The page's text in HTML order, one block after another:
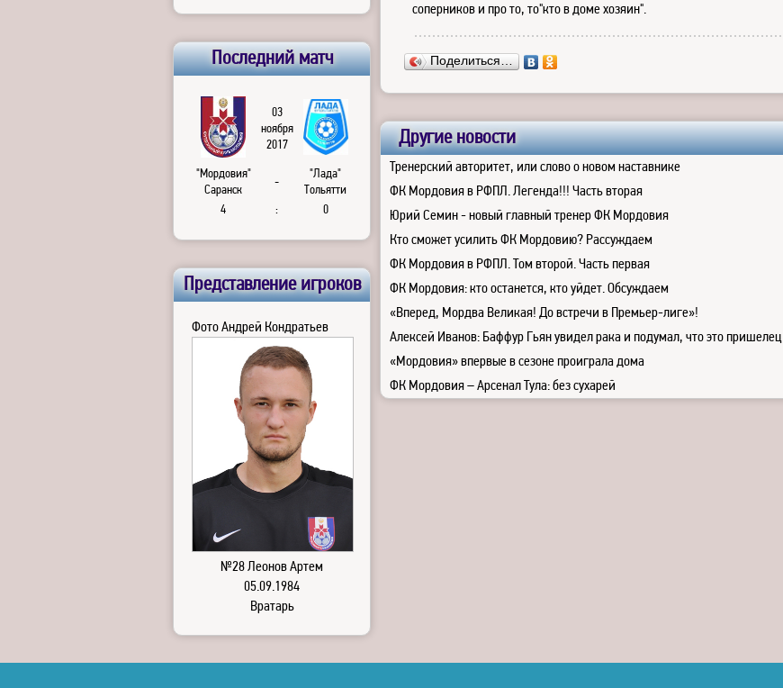
соперников и про то, то"кто в доме хозяин".
Поделиться…
Другие новости
Тренерский авторитет, или слово о новом наставнике
ФК Мордовия в РФПЛ. Легенда!!! Часть вторая
Юрий Семин - новый главный тренер ФК Мордовия
Кто сможет усилить ФК Мордовию? Рассуждаем
ФК Мордовия в РФПЛ. Том второй. Часть первая
ФК Мордовия: кто останется, кто уйдет. Обсуждаем
«Вперед, Мордва Великая! До встречи в Премьер-лиге»!
Алексей Иванов: Баффур Гьян увидел рака и подумал, что это пришелец
«Мордовия» впервые в сезоне проиграла дома
ФК Мордовия – Арсенал Тула: без сухарей
Последний матч
03
ноября
2017
"Мордовия"
Саранск
-
"Лада"
Тольятти
4
: 0
Представление игроков
Фото Андрей Кондратьев
№28 Леонов Артем
05.09.1984
Вратарь